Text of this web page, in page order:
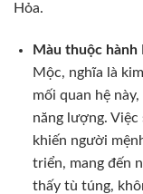
Hỏa.
Màu thuộc hành
Mộc, nghĩa là
mối quan hệ
năng lượng.
khiến người
triển, mang đến
thấy tù túng,